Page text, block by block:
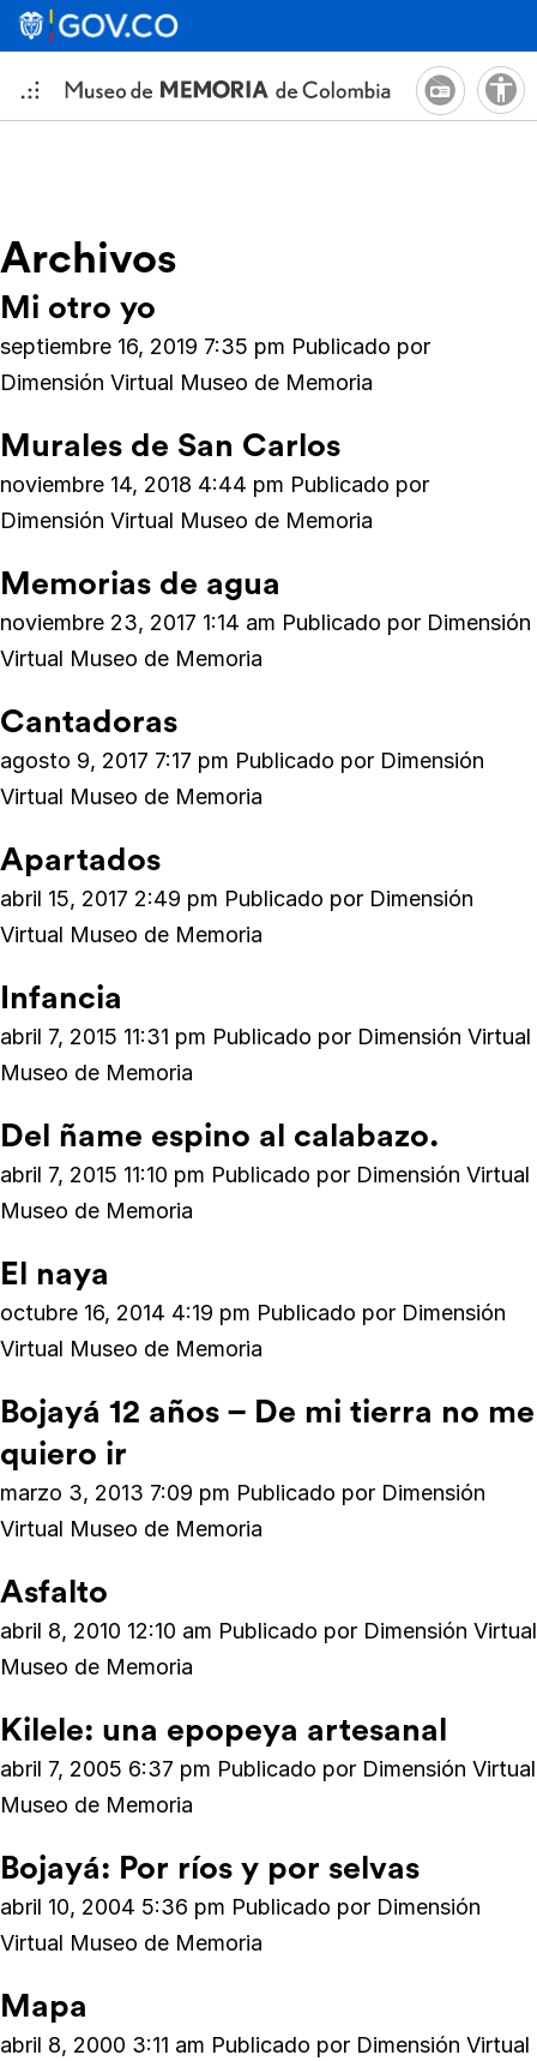
Archivos
Mi otro yo
septiembre 16, 2019 7:35 pm Publicado por
Dimensión Virtual Museo de Memoria
Murales de San Carlos
noviembre 14, 2018 4:44 pm Publicado por
Dimensión Virtual Museo de Memoria
Memorias de agua
noviembre 23, 2017 1:14 am Publicado por Dimensión
Virtual Museo de Memoria
Cantadoras
agosto 9, 2017 7:17 pm Publicado por Dimensión
Virtual Museo de Memoria
Apartados
abril 15, 2017 2:49 pm Publicado por Dimensión
Virtual Museo de Memoria
Infancia
abril 7, 2015 11:31 pm Publicado por Dimensión Virtual
Museo de Memoria
Del ñame espino al calabazo.
abril 7, 2015 11:10 pm Publicado por Dimensión Virtual
Museo de Memoria
El naya
octubre 16, 2014 4:19 pm Publicado por Dimensión
Virtual Museo de Memoria
Bojayá 12 años – De mi tierra no me
quiero ir
marzo 3, 2013 7:09 pm Publicado por Dimensión
Virtual Museo de Memoria
Asfalto
abril 8, 2010 12:10 am Publicado por Dimensión Virtual
Museo de Memoria
Kilele: una epopeya artesanal
abril 7, 2005 6:37 pm Publicado por Dimensión Virtual
Museo de Memoria
Bojayá: Por ríos y por selvas
abril 10, 2004 5:36 pm Publicado por Dimensión
Virtual Museo de Memoria
Mapa
abril 8, 2000 3:11 am Publicado por Dimensión Virtual